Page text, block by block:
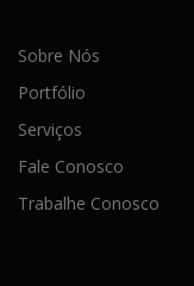
Sobre Nós
Portfólio
Serviços
Fale Conosco
Trabalhe Conosco